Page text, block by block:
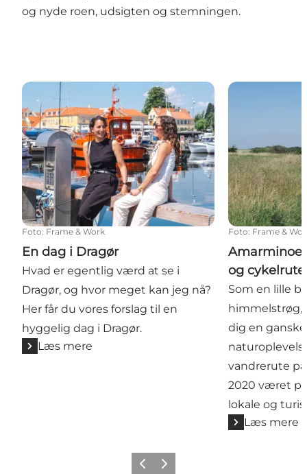
og nyde roen, udsigten og stemningen.
En dag i Dragør
Foto: Frame & Work
En dag i Dragør
Hvad er egentlig værd at se i
Dragør, og hvor meget kan jeg nå?
Her får du vores forslag til en
hyggelig dag i Dragør.
Læs mere
Amarminoen:
Foto: Frame &
og cykelrute
Som en lille
himmelstrøg,
dig en
vandrerute
2020 været
lokale og
Læs mere
Forrige billede
Næste billede